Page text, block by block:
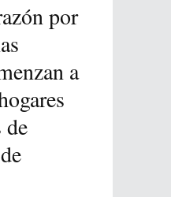
por
a